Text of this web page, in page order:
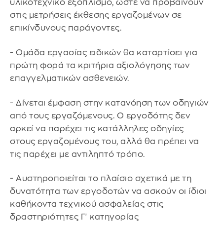
υλικοτεχνικό εξοπλισμό, ώστε να προβαίνουν
στις μετρήσεις έκθεσης εργαζομένων σε
επικίνδυνους παράγοντες.
- Ομάδα εργασίας ειδικών θα καταρτίσει για
πρώτη φορά τα κριτήρια αξιολόγησης των
επαγγελματικών ασθενειών.
- Δίνεται έμφαση στην κατανόηση των οδηγιών
από τους εργαζόμενους. Ο εργοδότης δεν
αρκεί να παρέχει τις κατάλληλες οδηγίες
στους εργαζομένους του, αλλά θα πρέπει να
τις παρέχει με αντιληπτό τρόπο.
- Αυστηροποιείται το πλαίσιο σχετικά με τη
δυνατότητα των εργοδοτών να ασκούν οι ίδιοι
καθήκοντα τεχνικού ασφαλείας στις
δραστηριότητες Γ' κατηγορίας